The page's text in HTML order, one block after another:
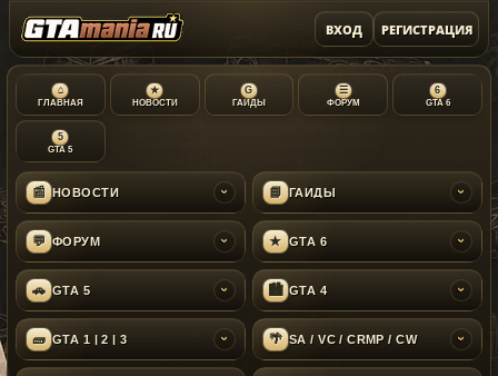
ВХОД РЕГИСТРАЦИЯ
⌂
ГЛАВНАЯ
★
НОВОСТИ
G
ГАЙДЫ
☰
ФОРУМ
6
GTA 6
5
GTA 5
📰 НОВОСТИ › 📘 ГАЙДЫ ›
💬 ФОРУМ › ★ GTA 6 ›
🚗 GTA 5 › 🏙 GTA 4 ›
🧱 GTA 1 | 2 | 3 › 🌴 SA / VC / CRMP / CW ›